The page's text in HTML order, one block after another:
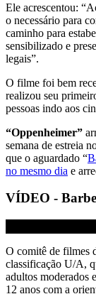
Ele acrescentou:
o necessário para
caminho para
sensibilizado e
legais”.
O filme foi bem
realizou seu
pessoas indo aos
“Oppenheimer”
semana de estreia
que o aguardado “
no mesmo dia e
VÍDEO -
O comitê de filmes
classificação U/A,
adultos moderados
12 anos com a